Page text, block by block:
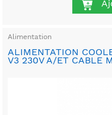
Alimentation
ALIMENTATION
V3 230V A/ET CABLE